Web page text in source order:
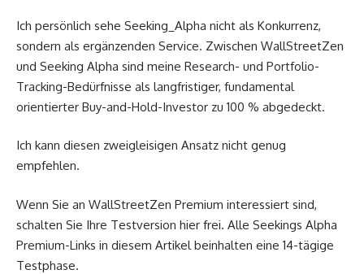
Ich persönlich sehe Seeking_Alpha nicht als Konkurrenz,
sondern als ergänzenden Service. Zwischen WallStreetZen
und Seeking Alpha sind meine Research- und Portfolio-
Tracking-Bedürfnisse als langfristiger, fundamental
orientierter Buy-and-Hold-Investor zu 100 % abgedeckt.
Ich kann diesen zweigleisigen Ansatz nicht genug
empfehlen.
Wenn Sie an WallStreetZen Premium interessiert sind,
schalten Sie Ihre Testversion hier frei. Alle Seekings Alpha
Premium-Links in diesem Artikel beinhalten eine 14-tägige
Testphase.